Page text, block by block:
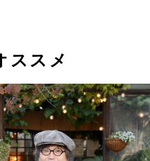
1975年の映画『トラック野
ト（梅津さん提供）
ススメ